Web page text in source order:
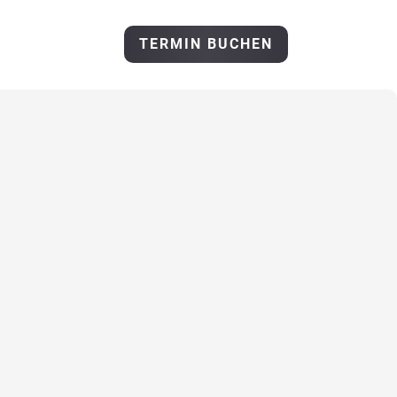
TERMIN BUCHEN